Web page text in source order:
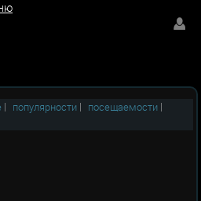
| популярности | посещаемости |